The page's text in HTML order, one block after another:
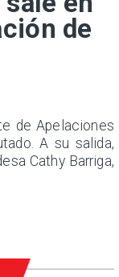
de
de Apelaciones
A su salida,
Cathy Barriga,